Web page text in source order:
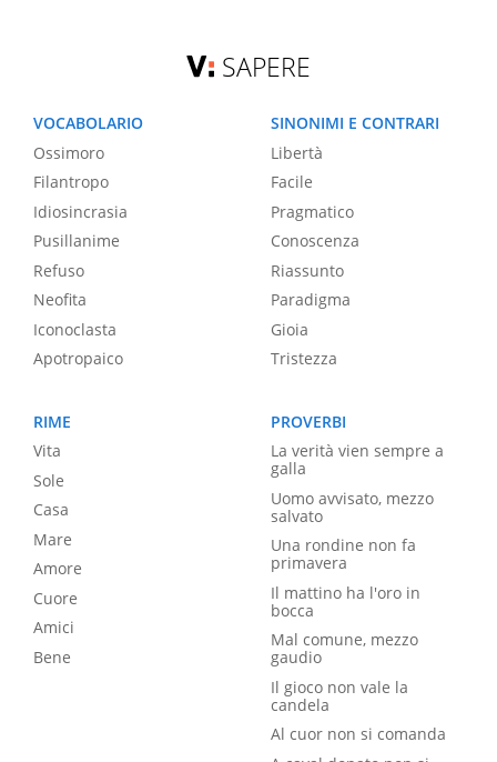
SAPERE
VOCABOLARIO
Ossimoro
Filantropo
Idiosincrasia
Pusillanime
Refuso
Neofita
Iconoclasta
Apotropaico
SINONIMI E CONTRARI
Libertà
Facile
Pragmatico
Conoscenza
Riassunto
Paradigma
Gioia
Tristezza
RIME
Vita
Sole
Casa
Mare
Amore
Cuore
Amici
Bene
PROVERBI
La verità vien sempre a
galla
Uomo avvisato, mezzo
salvato
Una rondine non fa
primavera
Il mattino ha l'oro in
bocca
Mal comune, mezzo
gaudio
Il gioco non vale la
candela
Al cuor non si comanda